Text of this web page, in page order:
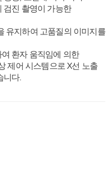
검진 촬영이 가능한
유지하여 고품질의 이미지를
환자 움직임에 의한
제어 시스템으로 X선 노출
니다.